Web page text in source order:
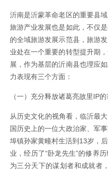
沂南是沂蒙革命老区的重要县
旅游产业发展也是如此，不仅
的全域旅游发展示范县，旅游
业处在一个重要的转型提升期
展，作为基层的沂南县也理应
力表现有三个方面：
（一）充分释放诸葛亮故里IP的
从历史文化的视角看，临沂最
国历史上的一位大政治家、军
埠镇孙家黄疃村生活到13岁，
业，经历了“卧龙先生”的修养
为三分天下的谋划者和成就者